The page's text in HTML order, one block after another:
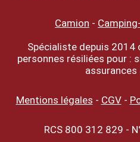
Camion -
Spécialiste depuis 2014
personnes résiliées pour :
assurances
Mentions légales - CGV-
RCS 800 312 829 -